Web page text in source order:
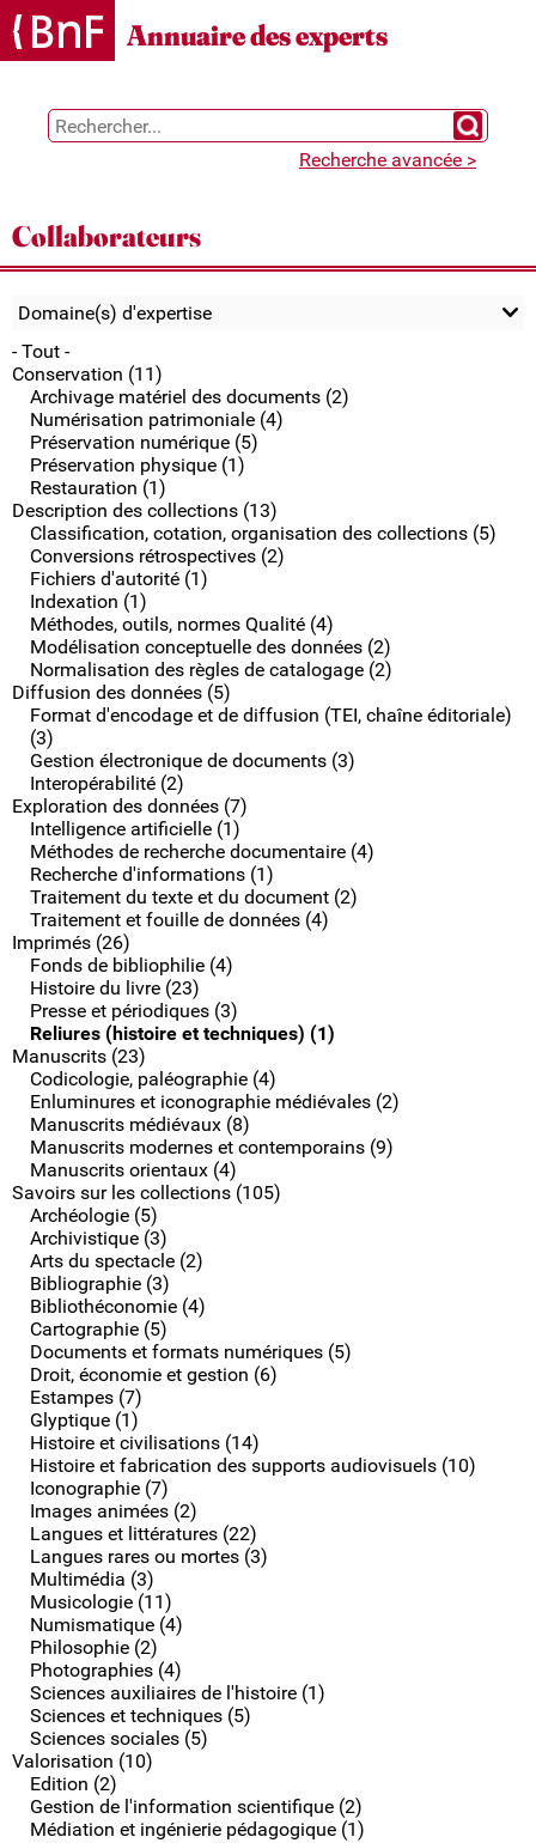
Gestion des cookies
Annuaire des experts
Chercher
Recherche avancée >
Collaborateurs
Domaine(s) d'expertise
- Tout -
Conservation (11)
Archivage matériel des documents (2)
Numérisation patrimoniale (4)
Préservation numérique (5)
Préservation physique (1)
Restauration (1)
Description des collections (13)
Classification, cotation, organisation des collections (5)
Conversions rétrospectives (2)
Fichiers d'autorité (1)
Indexation (1)
Méthodes, outils, normes Qualité (4)
Modélisation conceptuelle des données (2)
Normalisation des règles de catalogage (2)
Diffusion des données (5)
Format d'encodage et de diffusion (TEI, chaîne éditoriale)
(3)
Gestion électronique de documents (3)
Interopérabilité (2)
Exploration des données (7)
Intelligence artificielle (1)
Méthodes de recherche documentaire (4)
Recherche d'informations (1)
Traitement du texte et du document (2)
Traitement et fouille de données (4)
Imprimés (26)
Fonds de bibliophilie (4)
Histoire du livre (23)
Presse et périodiques (3)
Reliures (histoire et techniques) (1)
Manuscrits (23)
Codicologie, paléographie (4)
Enluminures et iconographie médiévales (2)
Manuscrits médiévaux (8)
Manuscrits modernes et contemporains (9)
Manuscrits orientaux (4)
Savoirs sur les collections (105)
Archéologie (5)
Archivistique (3)
Arts du spectacle (2)
Bibliographie (3)
Bibliothéconomie (4)
Cartographie (5)
Documents et formats numériques (5)
Droit, économie et gestion (6)
Estampes (7)
Glyptique (1)
Histoire et civilisations (14)
Histoire et fabrication des supports audiovisuels (10)
Iconographie (7)
Images animées (2)
Langues et littératures (22)
Langues rares ou mortes (3)
Multimédia (3)
Musicologie (11)
Numismatique (4)
Philosophie (2)
Photographies (4)
Sciences auxiliaires de l'histoire (1)
Sciences et techniques (5)
Sciences sociales (5)
Valorisation (10)
Edition (2)
Gestion de l'information scientifique (2)
Médiation et ingénierie pédagogique (1)